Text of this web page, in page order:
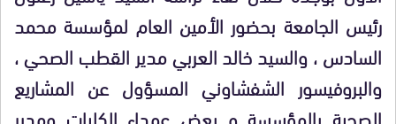
رئيس الجامعة بحضور الأمين العام لمؤسسة محمد
السادس ، والسيد خالد العربي مدير القطب الصحي ،
والبروفيسور الشفشاوني المسؤول عن المشاريع